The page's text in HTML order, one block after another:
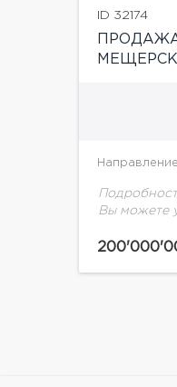
ID 32174
Вы можете